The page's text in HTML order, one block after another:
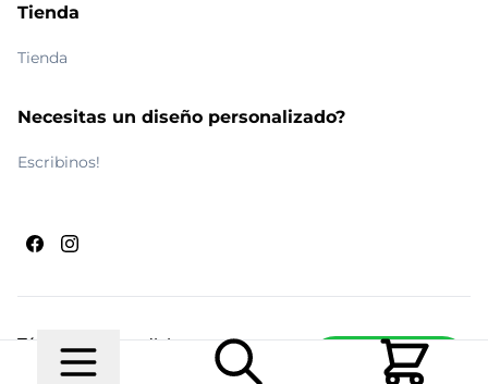
Escribinos
Tienda
Tienda
Necesitas un diseño personalizado?
Escribinos!
© 2026 Maldito RamónRealizado por Ecwid de
Términos y condiciones